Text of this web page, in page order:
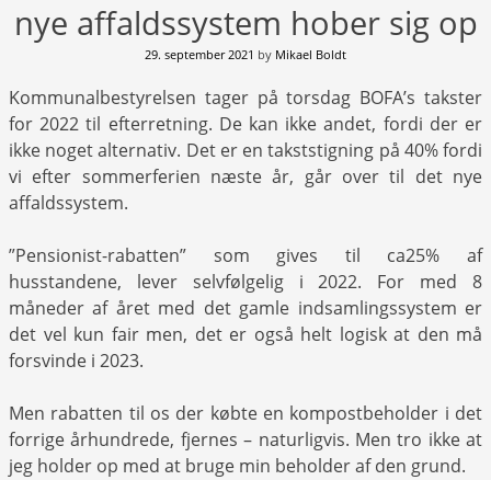
nye affaldssystem hober sig op
29. september 2021 by Mikael Boldt
Kommunalbestyrelsen tager på torsdag BOFA’s takster
for 2022 til efterretning. De kan ikke andet, fordi der er
ikke noget alternativ. Det er en takststigning på 40% fordi
vi efter sommerferien næste år, går over til det nye
affaldssystem.
”Pensionist-rabatten” som gives til ca25% af
husstandene, lever selvfølgelig i 2022. For med 8
måneder af året med det gamle indsamlingssystem er
det vel kun fair men, det er også helt logisk at den må
forsvinde i 2023.
Men rabatten til os der købte en kompostbeholder i det
forrige århundrede, fjernes – naturligvis. Men tro ikke at
jeg holder op med at bruge min beholder af den grund.